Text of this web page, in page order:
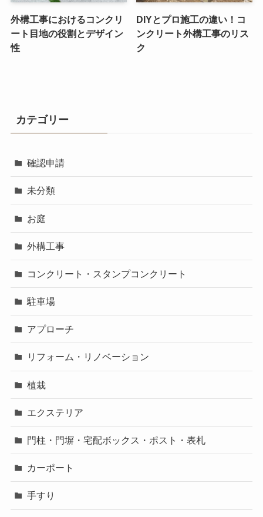
外構工事におけるコンクリ
ート目地の役割とデザイン
性
DIYとプロ施工の違い！コ
ンクリート外構工事のリス
ク
カテゴリー
確認申請
未分類
お庭
外構工事
コンクリート・スタンプコンクリート
駐車場
アプローチ
リフォーム・リノベーション
植栽
エクステリア
門柱・門塀・宅配ボックス・ポスト・表札
カーポート
手すり